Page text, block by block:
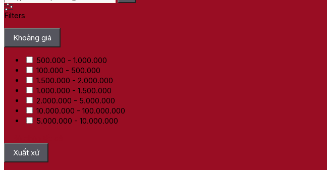
Filters
Khoảng giá
500.000 - 1.000.000
100.000 - 500.000
1.500.000 - 2.000.000
1.000.000 - 1.500.000
2.000.000 - 5.000.000
10.000.000 - 100.000.000
5.000.000 - 10.000.000
Xuất xứ